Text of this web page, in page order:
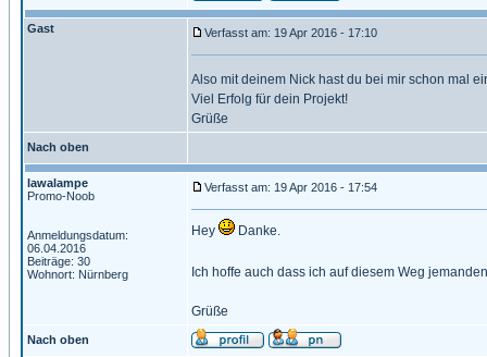
Gast Verfasst am: 19 Apr 2016 - 17:10
Also mit deinem Nick hast du bei mir schon mal
Viel Erfolg für dein Projekt!
Grüße
Nach oben
lawalampe
Promo-Noob
Anmeldungsdatum:
06.04.2016
Beiträge: 30
Wohnort: Nürnberg
Verfasst am: 19 Apr 2016 - 17:54
Hey Danke.
Ich hoffe auch dass ich auf diesem Weg
Grüße
Nach oben